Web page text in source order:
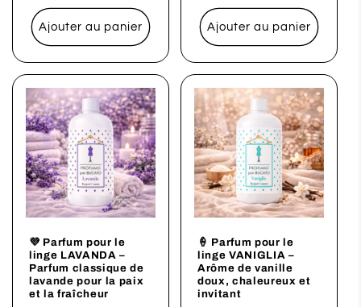
Ajouter au panier
habituel
Ajouter au panier
💜 Parfum pour le
linge LAVANDA –
Parfum classique de
lavande pour la paix
et la fraîcheur
🍦 Parfum pour le
linge VANIGLIA –
Arôme de vanille
doux, chaleureux et
invitant